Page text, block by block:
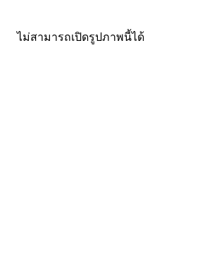
ไม่สามารถเปิดรูปภาพนี้ได้